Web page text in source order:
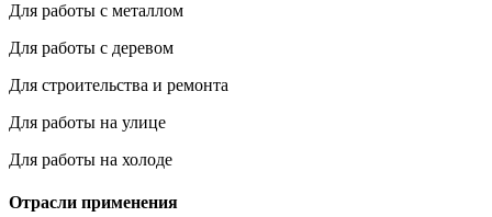
Для работы с металлом
Для работы с деревом
Для строительства и ремонта
Для работы на улице
Для работы на холоде
Отрасли применения